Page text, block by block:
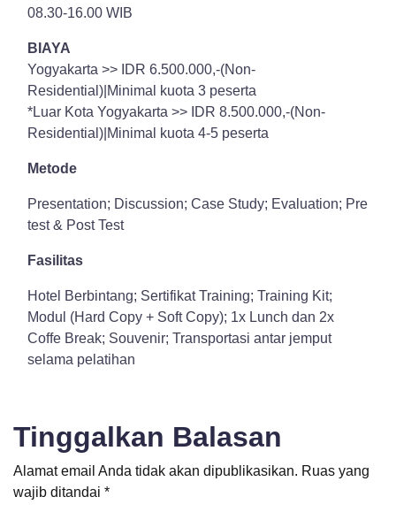
08.30-16.00 WIB
BIAYA
Yogyakarta >> IDR 6.500.000,-(Non-
Residential)|Minimal kuota 3 peserta
*Luar Kota Yogyakarta >> IDR 8.500.000,-(Non-
Residential)|Minimal kuota 4-5 peserta
Metode
Presentation; Discussion; Case Study; Evaluation; Pre
test & Post Test
Fasilitas
Hotel Berbintang; Sertifikat Training; Training Kit;
Modul (Hard Copy + Soft Copy); 1x Lunch dan 2x
Coffe Break; Souvenir; Transportasi antar jemput
selama pelatihan
Tinggalkan Balasan
Alamat email Anda tidak akan dipublikasikan. Ruas yang
wajib ditandai *